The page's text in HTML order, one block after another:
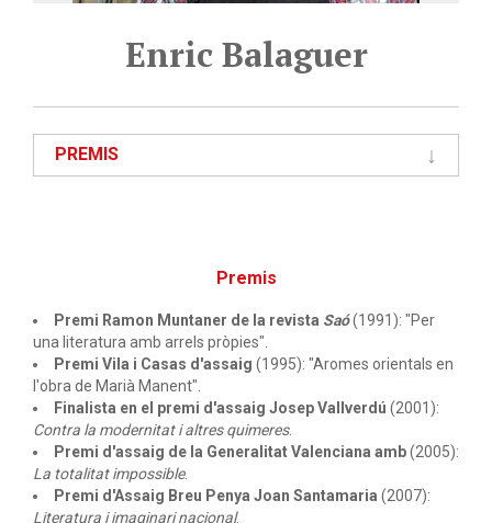
Enric Balaguer
PREMIS
Premis
Premi Ramon Muntaner de la revista Saó(1991): "Per
una literatura amb arrels pròpies".
Premi Vila i Casas d'assaig (1995): "Aromes orientals en
l'obra de Marià Manent".
Finalista en el premi d'assaig Josep Vallverdú (2001):
Contra la modernitat i altres quimeres.
Premi d'assaig de la Generalitat Valenciana amb(2005):
La totalitat impossible.
Premi d'Assaig Breu Penya Joan Santamaria (2007):
Literatura i imaginari nacional.